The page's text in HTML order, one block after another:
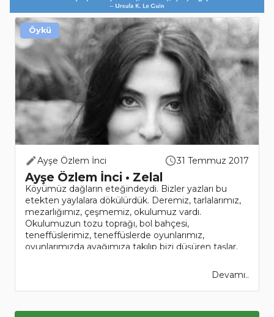
Ayşe Özlem İnci 31 Temmuz 2017
Ayşe Özlem İnci • Zelal
Köyümüz dağların eteğindeydi. Bizler yazları bu
etekten yaylalara dökülürdük. Deremiz, tarlalarımız,
mezarlığımız, çeşmemiz, okulumuz vardı.
Okulumuzun tozu toprağı, bol bahçesi,
teneffüslerimiz, teneffüslerde oyunlarımız,
oyunlarımızda ayağımıza takılıp bizi düşüren taşlar,
Devamı..
Öykü